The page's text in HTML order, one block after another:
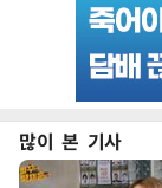
많이 본 기사